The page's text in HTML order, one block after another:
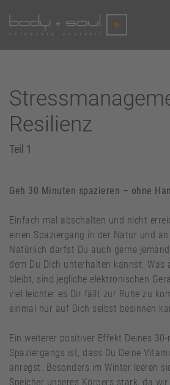
Resilienz
Teil 1
Geh 30 Minuten spazieren – ohne
Einfach mal abschalten und nicht
einen Spaziergang in der Natur und
Natürlich darfst Du auch gerne
dem Du Dich unterhalten kannst. Was
bleibt, sind jegliche elektronischen
viel leichter es Dir fällt zur Ruhe zu
einmal nur auf Dich selbst besinnen
Ein weiterer positiver Effekt Deines
Spaziergangs ist, dass Du Deine
anregst. Besonders im Winter leeren
Speicher unseres Körpers stark, da